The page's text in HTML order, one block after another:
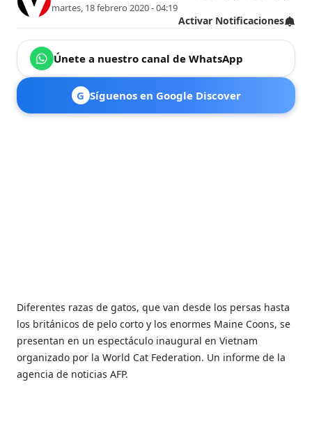
martes, 18 febrero 2020 - 04:19
Activar Notificaciones
Únete a nuestro canal de WhatsApp
G Síguenos en Google Discover
Diferentes razas de gatos, que van desde los persas hasta
los británicos de pelo corto y los enormes Maine Coons, se
presentan en un espectáculo inaugural en Vietnam
organizado por la World Cat Federation. Un informe de la
agencia de noticias AFP.